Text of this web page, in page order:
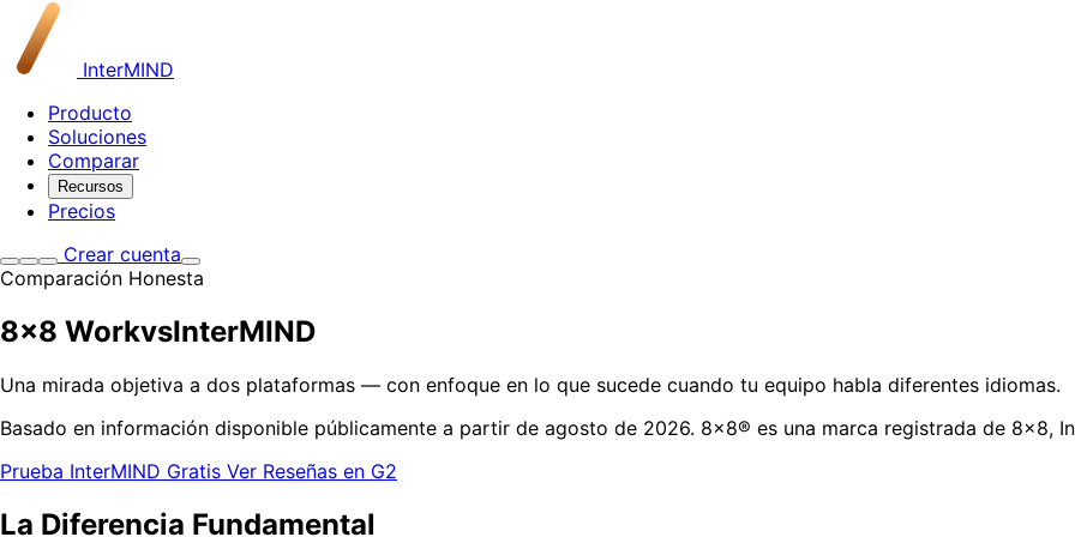
InterMIND
Producto
Soluciones
Comparar
Recursos
Precios
Crear cuenta
Comparación Honesta
8x8 WorkvsInterMIND
Una mirada objetiva a dos plataformas — con enfoque en lo que sucede cuando tu equipo habla diferentes idiomas.
Basado en información disponible públicamente a partir de agosto de 2026. 8x8® es una marca registrada de 8x8,
Prueba InterMIND Gratis Ver Reseñas en G2
La Diferencia Fundamental